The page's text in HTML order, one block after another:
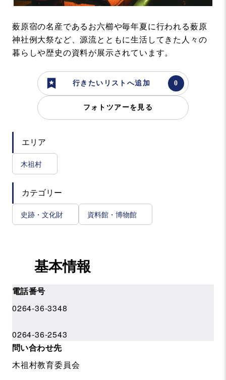
薮原宿の名産であるお六櫛や毎年夏に行われる薮原
神社例大祭など、源流とともに生活してきた人々の
暮らしや歴史の資料が展示されています。
行きたいリストへ追加
フォトツアーを見る
エリア
木祖村
カテゴリー
史跡・文化財 資料館・博物館
基本情報
電話番号
0264-36-3348
0264-36-2543
問い合わせ先
木祖村教育委員会